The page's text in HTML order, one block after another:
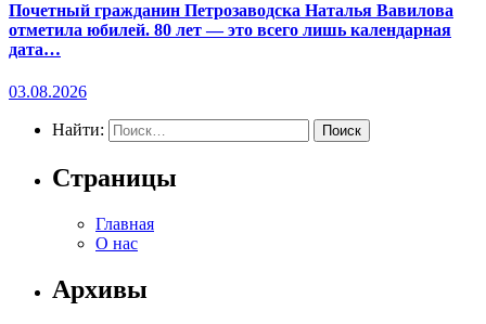
Почетный гражданин Петрозаводска Наталья Вавилова
отметила юбилей. 80 лет — это всего лишь календарная
дата…
03.08.2026
Найти:
Страницы
Главная
О нас
Архивы